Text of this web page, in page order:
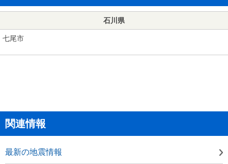
石川県
七尾市
関連情報
最新の地震情報